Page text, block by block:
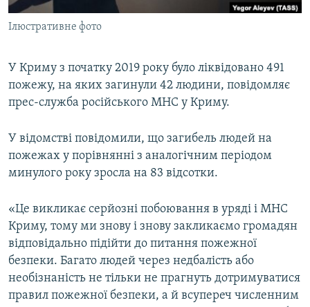
СВІДЧЕННЯ ОКУПАЦІЇ
УКРАЇНСЬКА ПРОБЛЕМА КРИМУ
Qırımtatar
Ілюстративне фото
У Криму з початку 2019 року було ліквідовано 491
пожежу, на яких загинули 42 людини, повідомляє
прес-служба російського МНС у Криму.
У відомстві повідомили, що загибель людей на
пожежах у порівнянні з аналогічним періодом
минулого року зросла на 83 відсотки.
«Це викликає серйозні побоювання в уряді і МНС
Криму, тому ми знову і знову закликаємо громадян
відповідально підійти до питання пожежної
безпеки. Багато людей через недбалість або
необізнаність не тільки не прагнуть дотримуватися
правил пожежної безпеки, а й всупереч численним